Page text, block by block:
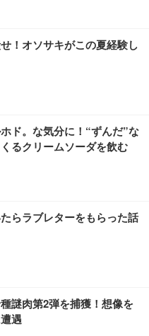
ート 90度跳ね上げ式アーム
ハンガー付き 高反発クッシ
チェア (ブラック)
デスクチェア 疲れない テレ
クレスト 30度ロッキング機
ート 90度跳ね上げ式アーム
チェア (ホワイト)
ェア デスクチェア 肘なし メ
サポート付き 腰サポート ガ
転 キャスター付き コンパク
27インチ 液晶モニタ
）VA 非光沢 HDMI/DisplayP
高さ調整 スイベル VESA対
FHD】GRAPHT THE S
24” Essential ゲーミン
ンチ 1ms FHD 量子ドット 残
ベーシック) 【Amazon.co.jp
イリスオーヤマ ペットシーツ
枚入 (x 1) (ケース販売)
トシーツ 超厚型 お徳用 レギ
限定】
！オソサキがこの夏経験し
ド。な気分に！“ずんだ”な
るクリームソーダを飲む
らラブレターをもらった話
謎肉第2弾を捕獲！想像を
遇